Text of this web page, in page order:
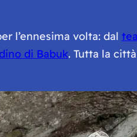
l’ennesima volta: dal
di Babuk. Tutta la